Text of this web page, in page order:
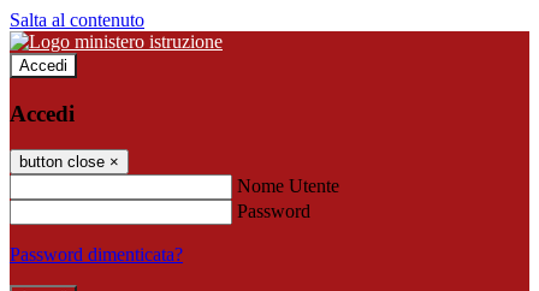
Salta al contenuto
Accedi
Accedi
button close ×
Nome Utente
Password
Password dimenticata?